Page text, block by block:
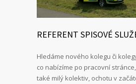
REFERENT SPISOVÉ
Hledáme nového kolegu či
co nabízíme po pracovní
také milý kolektiv, ochotu v